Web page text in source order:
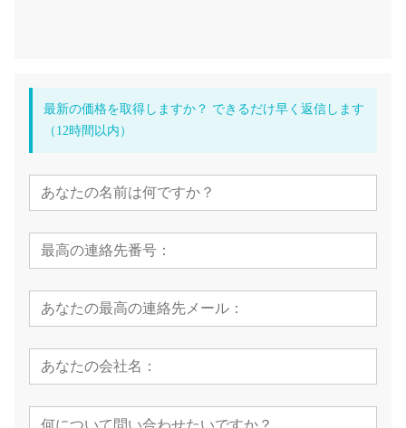
最新の価格を取得しますか？ できるだけ早く返信します
（12時間以内）